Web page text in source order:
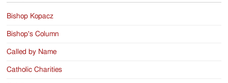
Bishop Kopacz
Bishop's Column
Called by Name
Catholic Charities